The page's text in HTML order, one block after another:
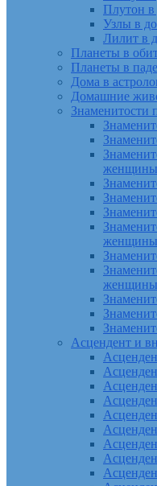
Плутон в
Узлы в
Лилит в
Планеты в
Планеты в
Дома в
Домашние
Знаменитости
женщины
женщины
женщины
Асцендент и